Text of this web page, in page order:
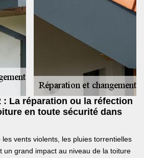
: La réparation ou la réfection
en toute sécurité dans
vents violents, les pluies torrentielles
un grand impact au niveau de la toiture